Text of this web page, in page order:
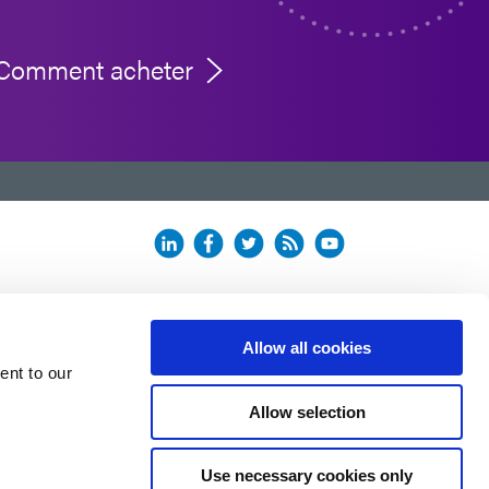
to our
Allow all cookies
Allow selection
Use necessary cookies only
acheter